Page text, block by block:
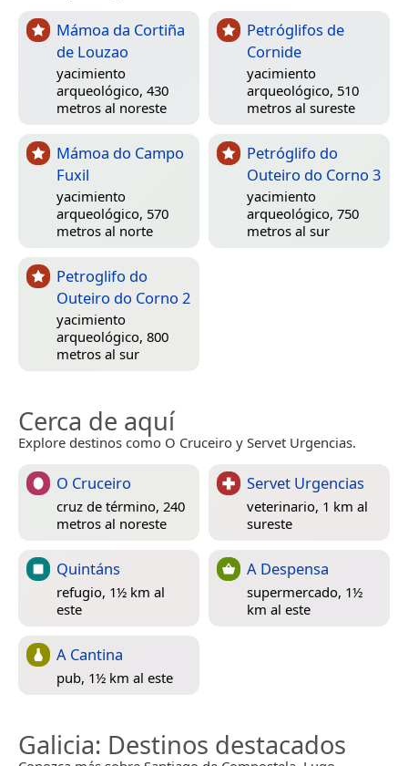
Mámoa da Cortiña
de Louzao
yacimiento
arqueológico, 430
metros al noreste
Petróglifos de
Cornide
yacimiento
arqueológico, 510
metros al sureste
Mámoa do Campo
Fuxil
yacimiento
arqueológico, 570
metros al norte
Petróglifo do
Outeiro do Corno 3
yacimiento
arqueológico, 750
metros al sur
Petroglifo do
Outeiro do Corno 2
yacimiento
arqueológico, 800
metros al sur
Cerca de aquí
Explore destinos como O Cruceiro y Servet Urgencias.
O Cruceiro
cruz de término, 240
metros al noreste
Servet Urgencias
veterinario, 1 km al
sureste
Quintáns
refugio, 1½ km al
este
A Despensa
supermercado, 1½
km al este
A Cantina
pub, 1½ km al este
Galicia: Destinos destacados